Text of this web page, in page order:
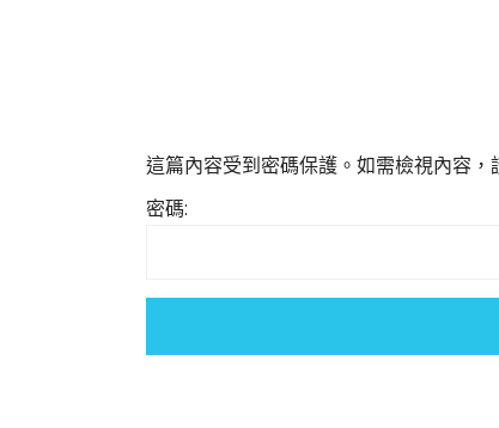
這篇內容受到密碼保護。如需檢視內容，
密碼: